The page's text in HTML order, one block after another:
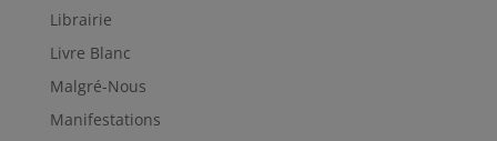
Librairie
Livre Blanc
Malgré-Nous
Manifestations